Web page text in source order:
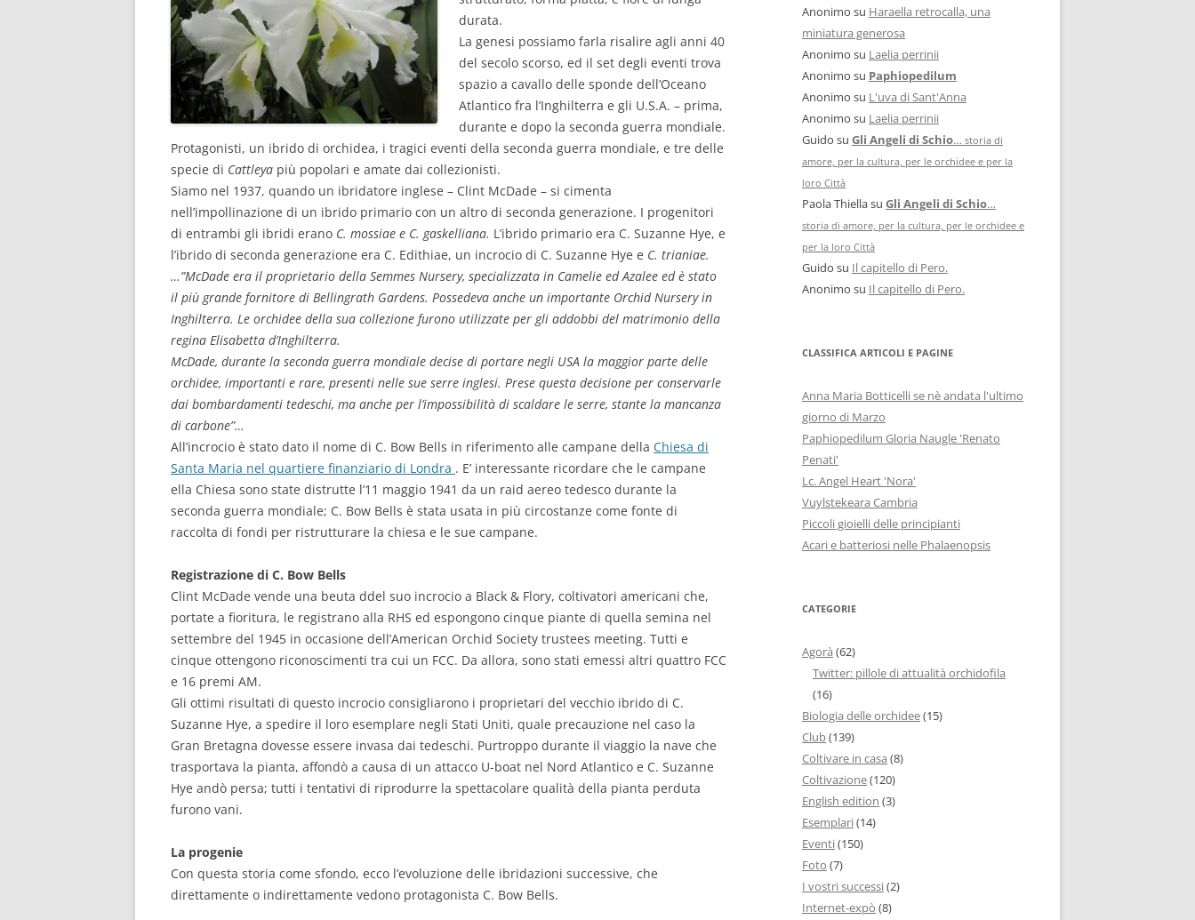
durata.
La genesi possiamo farla risalire agli anni 40
del secolo scorso, ed il set degli eventi trova
spazio a cavallo delle sponde dell’Oceano
Atlantico fra l’Inghilterra e gli U.S.A. – prima,
durante e dopo la seconda guerra mondiale.
Protagonisti, un ibrido di orchidea, i tragici eventi della seconda guerra mondiale, e tre delle
specie di Cattleya più popolari e amate dai collezionisti.
Siamo nel 1937, quando un ibridatore inglese – Clint McDade – si cimenta
nell’impollinazione di un ibrido primario con un altro di seconda generazione. I progenitori
di entrambi gli ibridi erano C. mossiae e C. gaskelliana. L’ibrido primario era C. Suzanne Hye, e
l’ibrido di seconda generazione era C. Edithiae, un incrocio di C. Suzanne Hye e C. trianiae.
…”McDade era il proprietario della Semmes Nursery, specializzata in Camelie ed Azalee ed è stato
il più grande fornitore di Bellingrath Gardens. Possedeva anche un importante Orchid Nursery in
Inghilterra. Le orchidee della sua collezione furono utilizzate per gli addobbi del matrimonio della
regina Elisabetta d’Inghilterra.
McDade, durante la seconda guerra mondiale decise di portare negli USA la maggior parte delle
orchidee, importanti e rare, presenti nelle sue serre inglesi. Prese questa decisione per conservarle
dai bombardamenti tedeschi, ma anche per l’impossibilità di scaldare le serre, stante la mancanza
di carbone”…
All’incrocio è stato dato il nome di C. Bow Bells in riferimento alle campane della Chiesa di
Santa Maria nel quartiere finanziario di Londra . E’ interessante ricordare che le campane
ella Chiesa sono state distrutte l’11 maggio 1941 da un raid aereo tedesco durante la
seconda guerra mondiale; C. Bow Bells è stata usata in più circostanze come fonte di
raccolta di fondi per ristrutturare la chiesa e le sue campane.
Registrazione di C. Bow Bells
Clint McDade vende una beuta ddel suo incrocio a Black & Flory, coltivatori americani che,
portate a fioritura, le registrano alla RHS ed espongono cinque piante di quella semina nel
settembre del 1945 in occasione dell’American Orchid Society trustees meeting. Tutti e
cinque ottengono riconoscimenti tra cui un FCC. Da allora, sono stati emessi altri quattro FCC
e 16 premi AM.
Gli ottimi risultati di questo incrocio consigliarono i proprietari del vecchio ibrido di C.
Suzanne Hye, a spedire il loro esemplare negli Stati Uniti, quale precauzione nel caso la
Gran Bretagna dovesse essere invasa dai tedeschi. Purtroppo durante il viaggio la nave che
trasportava la pianta, affondò a causa di un attacco U-boat nel Nord Atlantico e C. Suzanne
Hye andò persa; tutti i tentativi di riprodurre la spettacolare qualità della pianta perduta
furono vani.
La progenie
Con questa storia come sfondo, ecco l’evoluzione delle ibridazioni successive, che
direttamente o indirettamente vedono protagonista C. Bow Bells.
Anonimo su Haraella retrocalla, una
miniatura generosa
Anonimo su Laelia perrinii
Anonimo su Paphiopedilum
Anonimo su L'uva di Sant'Anna
Anonimo su Laelia perrinii
Guido su Gli Angeli di Schio… storia di
amore, per la cultura, per le orchidee e per la
loro Città
Paola Thiellasu Gli Angeli di Schio…
storia di amore, per la cultura, per le orchidee e
per la loro Città
Guido su Il capitello di Pero.
Anonimo su Il capitello di Pero.
CLASSIFICA ARTICOLI E PAGINE
Anna Maria Botticelli se nè andata l'ultimo
giorno di Marzo
Paphiopedilum Gloria Naugle 'Renato
Penati'
Lc. Angel Heart 'Nora'
Vuylstekeara Cambria
Piccoli gioielli delle principianti
Acari e batteriosi nelle Phalaenopsis
CATEGORIE
Agorà (62)
Twitter: pillole di attualità orchidofila
(16)
Biologia delle orchidee(15)
Club(139)
Coltivare in casa (8)
Coltivazione(120)
English edition (3)
Esemplari(14)
Eventi(150)
Foto (7)
I vostri successi(2)
Internet-expò (8)